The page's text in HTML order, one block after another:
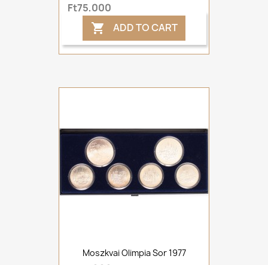
Ft75,000
 ADD TO CART
Moszkvai Olimpia Sor 1977